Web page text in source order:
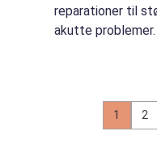
reparationer til
akutte
1 2